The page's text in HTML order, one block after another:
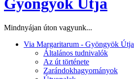
Gyöngyök Útja
Mindnyájan úton vagyunk...
Via Margaritarum - Gyöngyök Útja
Általános tudnivalók
Az út története
Zarándokhagyományok